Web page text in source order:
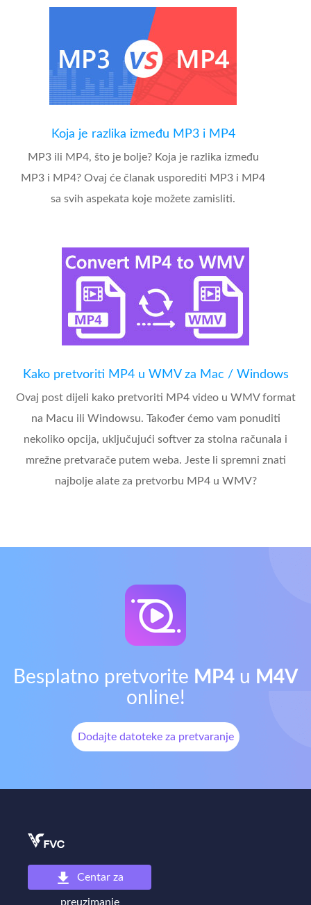
Koja je razlika između MP3 i MP4
MP3 ili MP4, što je bolje? Koja je razlika između
MP3 i MP4? Ovaj će članak usporediti MP3 i MP4
sa svih aspekata koje možete zamisliti.
Kako pretvoriti MP4 u WMV za Mac / Windows
Ovaj post dijeli kako pretvoriti MP4 video u WMV format
na Macu ili Windowsu. Također ćemo vam ponuditi
nekoliko opcija, uključujući softver za stolna računala i
mrežne pretvarače putem weba. Jeste li spremni znati
najbolje alate za pretvorbu MP4 u WMV?
Besplatno pretvorite MP4 u M4V
online!
Dodajte datoteke za pretvaranje
Centar za
preuzimanje